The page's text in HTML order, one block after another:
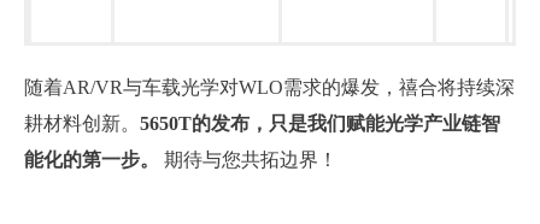
随着AR/VR与车载光学对WLO需求的爆发，禧合将持续深
耕材料创新。 5650T的发布，只是我们赋能光学产业链智
能化的第一步。
期待与您共拓边界！